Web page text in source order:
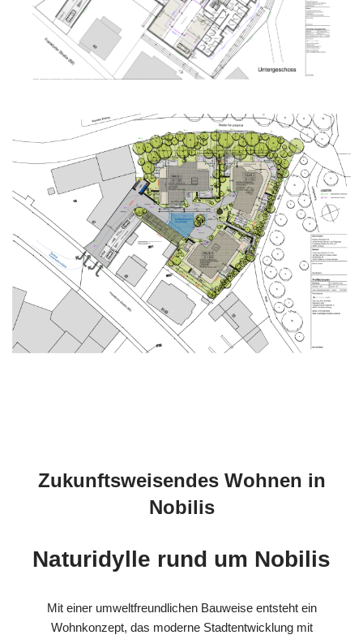
Zukunftsweisendes Wohnen in
Nobilis
Naturidylle rund um Nobilis
Mit einer umweltfreundlichen Bauweise entsteht ein
Wohnkonzept, das moderne Stadtentwicklung mit